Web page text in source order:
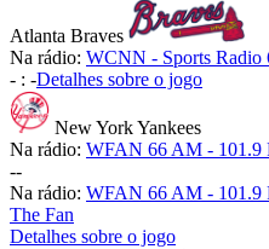
Atlanta Braves
Na rádio: WCNN - Sports Radio
- : -Detalhes sobre o jogo
New York Yankees
Na rádio: WFAN 66 AM - 101.9
--
Na rádio: WFAN 66 AM - 101.9
The Fan
Detalhes sobre o jogo